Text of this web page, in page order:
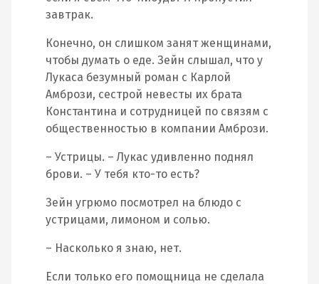
завтрак.
Конечно, он слишком занят женщинами,
чтобы думать о еде. Зейн слышал, что у
Лукаса безумный роман с Карлой
Амбрози, сестрой невесты их брата
Константина и сотрудницей по связям с
общественностью в компании Амбрози.
– Устрицы. – Лукас удивленно поднял
брови. – У тебя кто-то есть?
Зейн угрюмо посмотрел на блюдо с
устрицами, лимоном и солью.
– Насколько я знаю, нет.
Если только его помощница не сделала